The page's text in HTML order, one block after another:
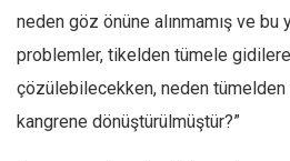
neden göz önüne alınmamış ve bu
problemler, tikelden tümele
çözülebilecekken, neden
kangrene dönüştürülmüştür?”